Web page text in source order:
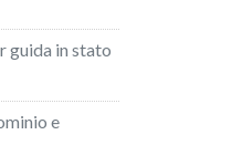
guida in stato
e